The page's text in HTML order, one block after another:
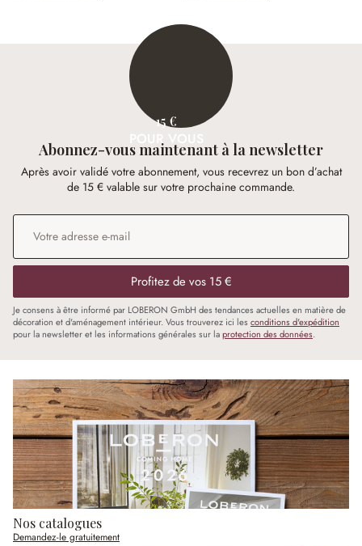
15 €
POUR VOUS
Abonnez-vous maintenant à la newsletter
Après avoir validé votre abonnement, vous recevrez un bon d’achat
de 15 € valable sur votre prochaine commande.
Adresse e-mail
Profitez de vos 15 €
Je consens à être informé par LOBERON GmbH des tendances actuelles en matière de
décoration et d'aménagement intérieur. Vous trouverez ici les conditions d'expédition
pour la newsletter et les informations générales sur laprotection des données.
Nos catalogues
Demandez-le gratuitement